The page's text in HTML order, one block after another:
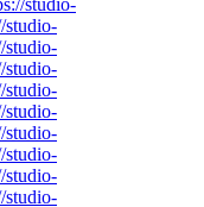
studio-
studio-
studio-
studio-
studio-
studio-
studio-
studio-
studio-
studio-